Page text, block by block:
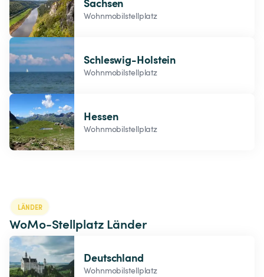
Wohnmobilstellplatz
Schleswig-Holstein
Wohnmobilstellplatz
Hessen
Wohnmobilstellplatz
LÄNDER
WoMo-Stellplatz Länder
Deutschland
Wohnmobilstellplatz